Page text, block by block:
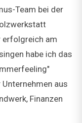
Team bei der
erfolgreich am
habe ich das
aus
Finanzen